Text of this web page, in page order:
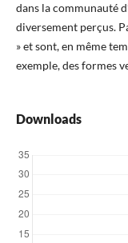
dans la communauté
diversement perçus.
» et sont, en même
exemple, des formes
Downloads